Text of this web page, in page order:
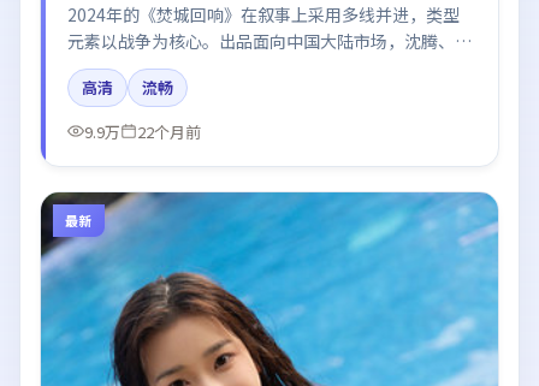
2024年的《焚城回响》在叙事上采用多线并进，类型
元素以战争为核心。出品面向中国大陆市场，沈腾、王
凯、谭卓所饰角色推动关键反转，结尾留白引发讨论。
高清
流畅
9.9万
22个月前
最新